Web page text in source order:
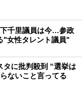
千里議員は今…参政
"女性タレント議員"
タに批判殺到 “選挙は
ないこと言ってる